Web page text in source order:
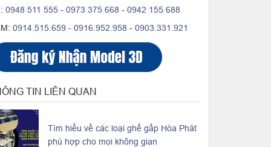
0948 511 555- 0973 375 668 - 0942 155 688
0914.515.659 - 0916.952.958 - 0903.331.921
TIN LIÊN QUAN
Tìm hiểu về các loại ghế gấp Hòa Phát
phù hợp cho mọi không gian